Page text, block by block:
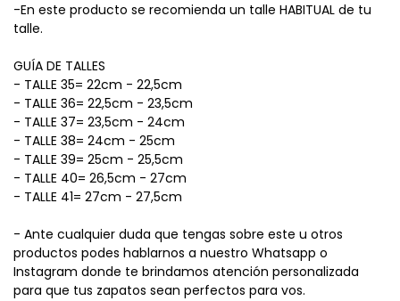
-En este producto se recomienda un talle HABITUAL de tu
talle.
GUÍA DE TALLES
- TALLE 35= 22cm - 22,5cm
- TALLE 36= 22,5cm - 23,5cm
- TALLE 37= 23,5cm - 24cm
- TALLE 38= 24cm - 25cm
- TALLE 39= 25cm - 25,5cm
- TALLE 40= 26,5cm - 27cm
- TALLE 41= 27cm - 27,5cm
- Ante cualquier duda que tengas sobre este u otros
productos podes hablarnos a nuestro Whatsapp o
Instagram donde te brindamos atención personalizada
para que tus zapatos sean perfectos para vos.